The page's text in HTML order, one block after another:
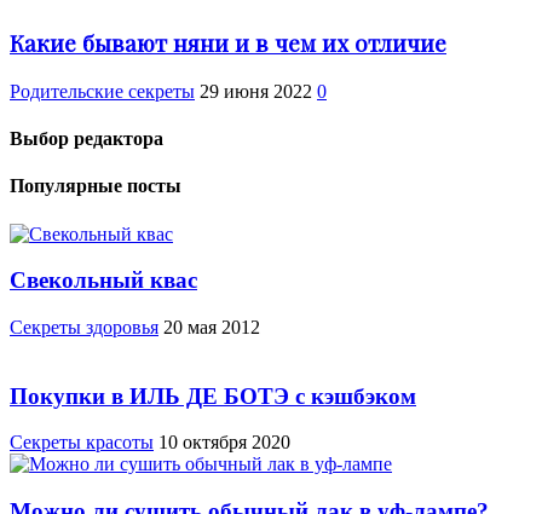
Какие бывают няни и в чем их отличие
Родительские секреты 29 июня 2022 0
Выбор редактора
Популярные посты
Свекольный квас
Cекреты здоровья 20 мая 2012
Покупки в ИЛЬ ДЕ БОТЭ с кэшбэком
Секреты красоты 10 октября 2020